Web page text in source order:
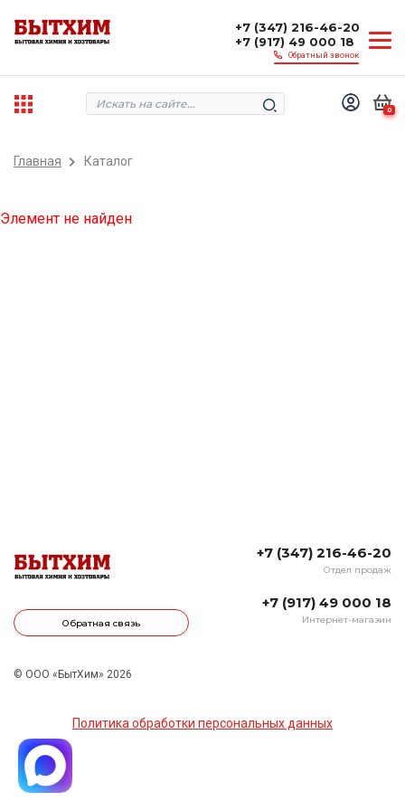
+7 (347) 216-46-20
+7 (917) 49 000 18
Обратный звонок
0
Главная Каталог
Элемент не найден
Обратная связь
+7 (347) 216-46-20
Отдел продаж
+7 (917) 49 000 18
Интернет-магазин
© ООО «БытХим» 2026
Политика обработки персональных данных